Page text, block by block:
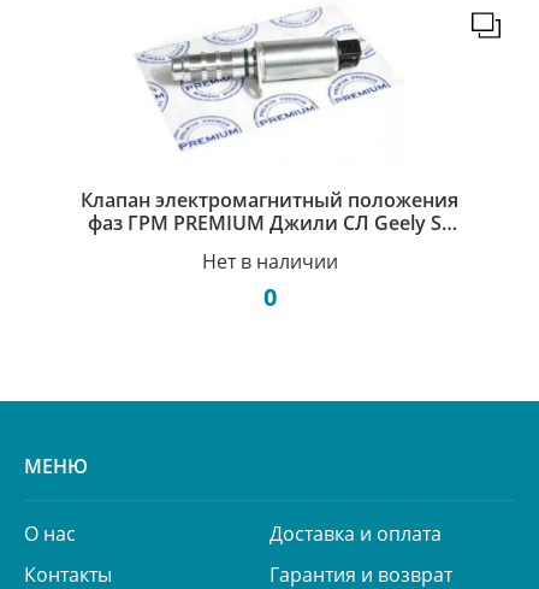
Клапан электромагнитный положения
фаз ГРМ PREMIUM Джили СЛ Geely SL
Нет в наличии
0
МЕНЮ
О нас
Доставка и оплата
Контакты
Гарантия и возврат